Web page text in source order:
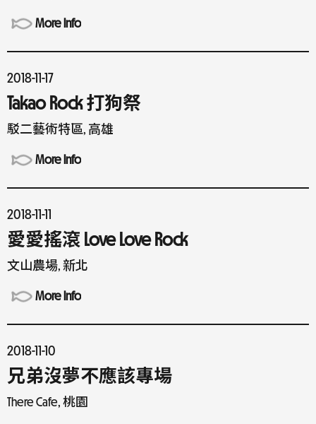
More Info
2018-11-17
Takao Rock 打狗祭
駁二藝術特區, 高雄
More Info
2018-11-11
愛愛搖滾 Love Love Rock
文山農場, 新北
More Info
2018-11-10
兄弟沒夢不應該專場
There Cafe, 桃園